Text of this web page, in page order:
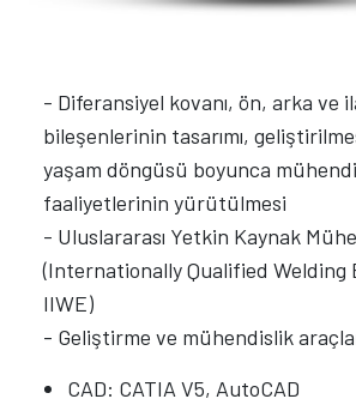
- Diferansiyel kovanı, ön, arka ve
bileşenlerinin tasarımı,
yaşam döngüsü boyunca
faaliyetlerinin yürütülmesi
- Uluslararası Yetkin Kaynak
(Internationally Qualified Welding
IIWE)
- Geliştirme ve mühendislik
CAD: CATIA V5, AutoCAD